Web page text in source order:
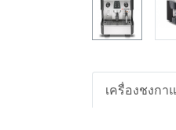
เครื่องชงกา